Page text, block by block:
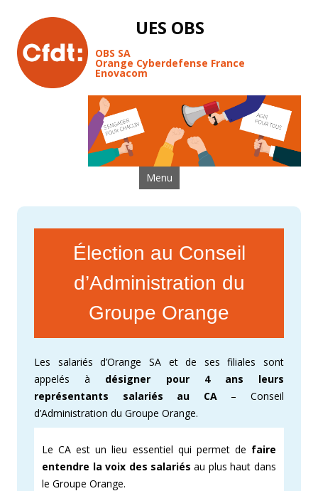
UES OBS
OBS SA
Orange Cyberdefense France
Enovacom
Menu Aller au contenu
Élection au Conseil
d’Administration du
Groupe Orange
Les salariés d’Orange SA et de ses filiales sont
appelés à désigner pour 4 ans leurs
représentants salariés au CA– Conseil
d’Administration du Groupe Orange.
Le CA est un lieu essentiel qui permet de faire
entendre la voix des salariés au plus haut dans
le Groupe Orange.